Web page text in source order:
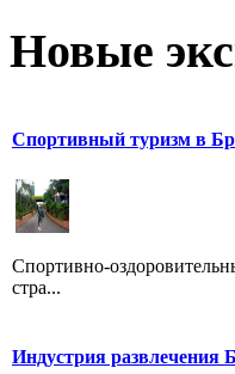
Новые
Спортивный туризм в
Спортивно-
стра...
Индустрия развлечения